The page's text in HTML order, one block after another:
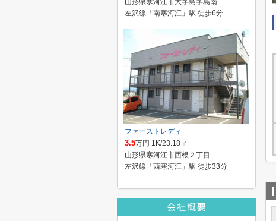
山形県寒河江市大字島字島南
左沢線「南寒河江」駅 徒歩6分
ファーストレディ
3.5万円 1K/23.18㎡
山形県寒河江市西根２丁目
左沢線「西寒河江」駅 徒歩33分